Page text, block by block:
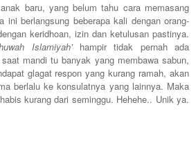
baru, yang belum tahu cara memasang
ini berlangsung beberapa kali dengan orang-
keridhoan, izin dan ketulusan pastinya.
Islamiyah’hampir tidak pernah ada
mandi tu banyak yang membawa sabun,
glagat respon yang kurang ramah, akan
berlalu ke konsulatnya yang lainnya. Maka
kurang dari seminggu. Hehehe.. Unik ya.